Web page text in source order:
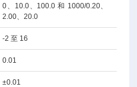
0、10.0、100.0 和 1000/0.20、
2.00、20.0
-2 至 16
0.01
±0.01